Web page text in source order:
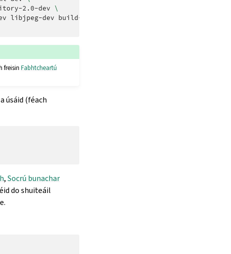
2.0-dev \
libjpeg-dev build-essential
freisin Fabhtcheartú
úsáid (féach
,Socrú bunachar
do shuiteáil